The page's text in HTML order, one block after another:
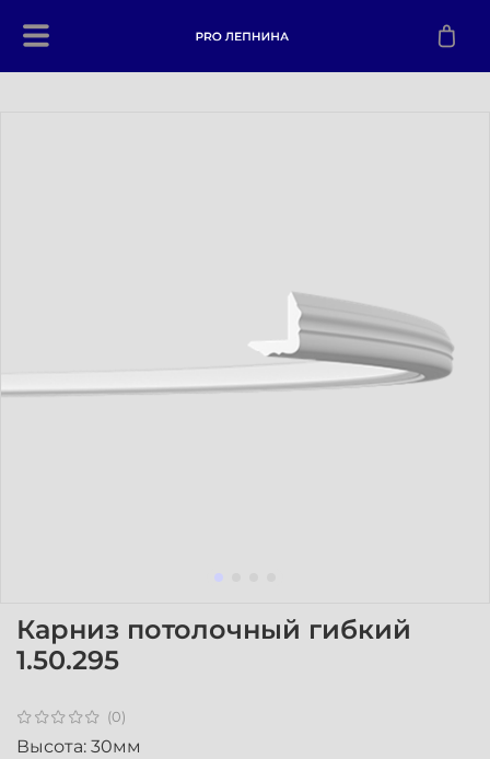
(0)
Карниз потолочный гибкий
1.50.295
Высота: 30мм